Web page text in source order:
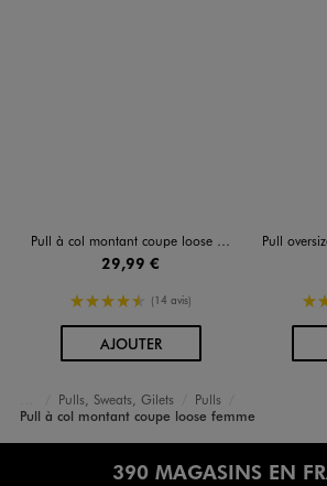
Pull à col montant coupe loose femme
29,99 €
4.5/5 de moyenne
(14 avis)
AJOUTERAU PANIER
Pull
Accueil
Femme
Vêtements
Pulls, Sweats, Gilets
Pulls
Pull à col montant coupe loose femme
390 MAGASINS EN